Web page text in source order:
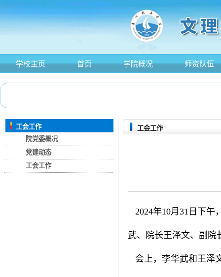
学校主页 首页 学院概况 师资队伍
工会工作
院党委概况
党建动态
工会工作
工会工作
2024年10月31日下午
武、院长王泽文、副院
会上，李华武和王泽